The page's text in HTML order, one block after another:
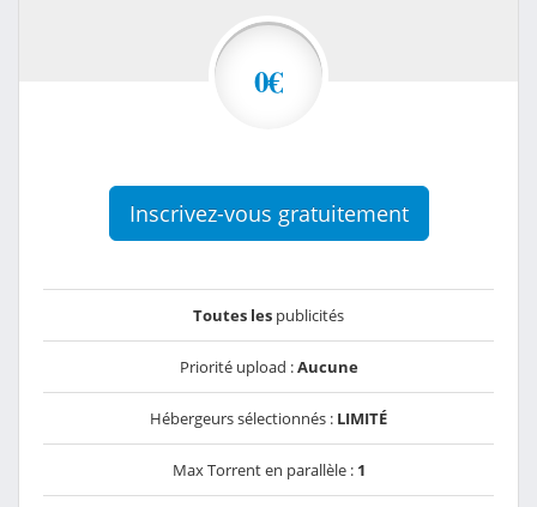
0€
Inscrivez-vous gratuitement
Toutes les publicités
Priorité upload :Aucune
Hébergeurs sélectionnés : LIMITÉ
Max Torrent en parallèle : 1